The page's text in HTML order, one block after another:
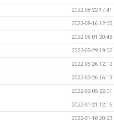
2022-08-22 17:41
2022-08-16 12:00
2022-06-01 20:43
2022-05-29 19:02
2022-05-26 12:10
2022-03-26 16:13
2022-02-05 22:01
2022-01-21 12:15
2022-01-18 20:23